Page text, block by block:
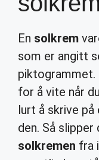
En solkrem
som er angitt
for å vite når
lurt å skrive på
den. Så
solkremen fra